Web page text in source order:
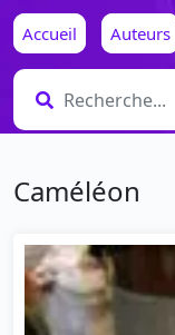
Accueil Auteurs
Caméléon